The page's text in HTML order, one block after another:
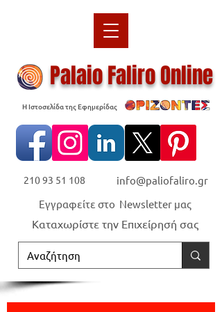
Palaio Faliro Online
Η Ιστοσελίδα της Εφημερίδας
210 93 51 108 info@paliofaliro.gr
Καταχωρίστε την Επιχείρησή σας
Εγγραφείτε στο Newsletter μας